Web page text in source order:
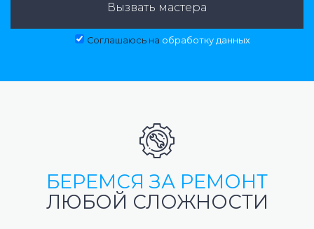
Вызвать мастера
Соглашаюсь на обработку данных
БЕРЕМСЯ ЗА РЕМОНТ
ЛЮБОЙ СЛОЖНОСТИ